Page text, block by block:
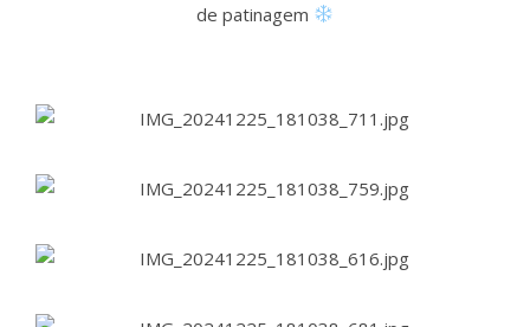
de patinagem